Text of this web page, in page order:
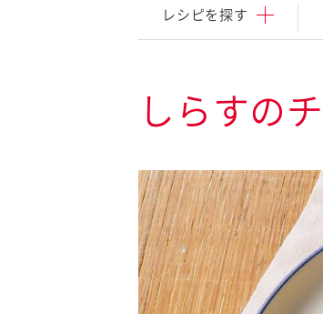
料理の基本
今日のレシピギャラ
マヨネーズなど
タルタルソース・
料理の素・調理ソ
マヨテラス
（見学施設）
オー
（工
レシピを探す
しらすの